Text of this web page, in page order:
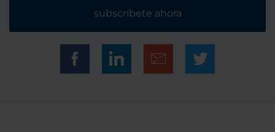
subscríbete ahora